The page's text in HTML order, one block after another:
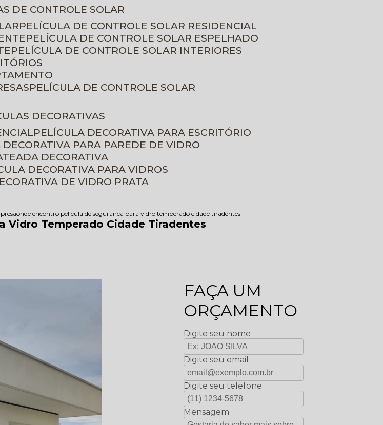
DE CONTROLE SOLAR
PELÍCULA DE CONTROLE SOLAR RESIDENCIAL
PELÍCULA DE CONTROLE SOLAR ESPELHADO
PELÍCULA DE CONTROLE SOLAR INTERIORES
PELÍCULA DE CONTROLE SOLAR
DECORATIVAS
PELÍCULA DECORATIVA PARA ESCRITÓRIO
DECORATIVA PARA PAREDE DE VIDRO
DECORATIVA
DECORATIVA PARA VIDROS
DE VIDRO PRATA
onde encontro pelicula de seguranca para vidro temperado cidade tiradentes
Vidro Temperado Cidade Tiradentes
FAÇA UM
ORÇAMENTO
Digite seu nome
Digite seu email
Digite seu telefone
Mensagem